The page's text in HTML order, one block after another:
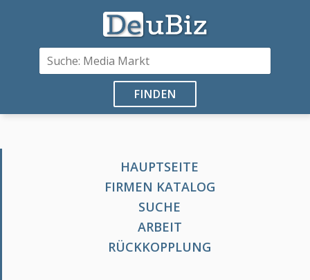
FINDEN
HAUPTSEITE
FIRMEN KATALOG
SUCHE
ARBEIT
RÜCKKOPPLUNG